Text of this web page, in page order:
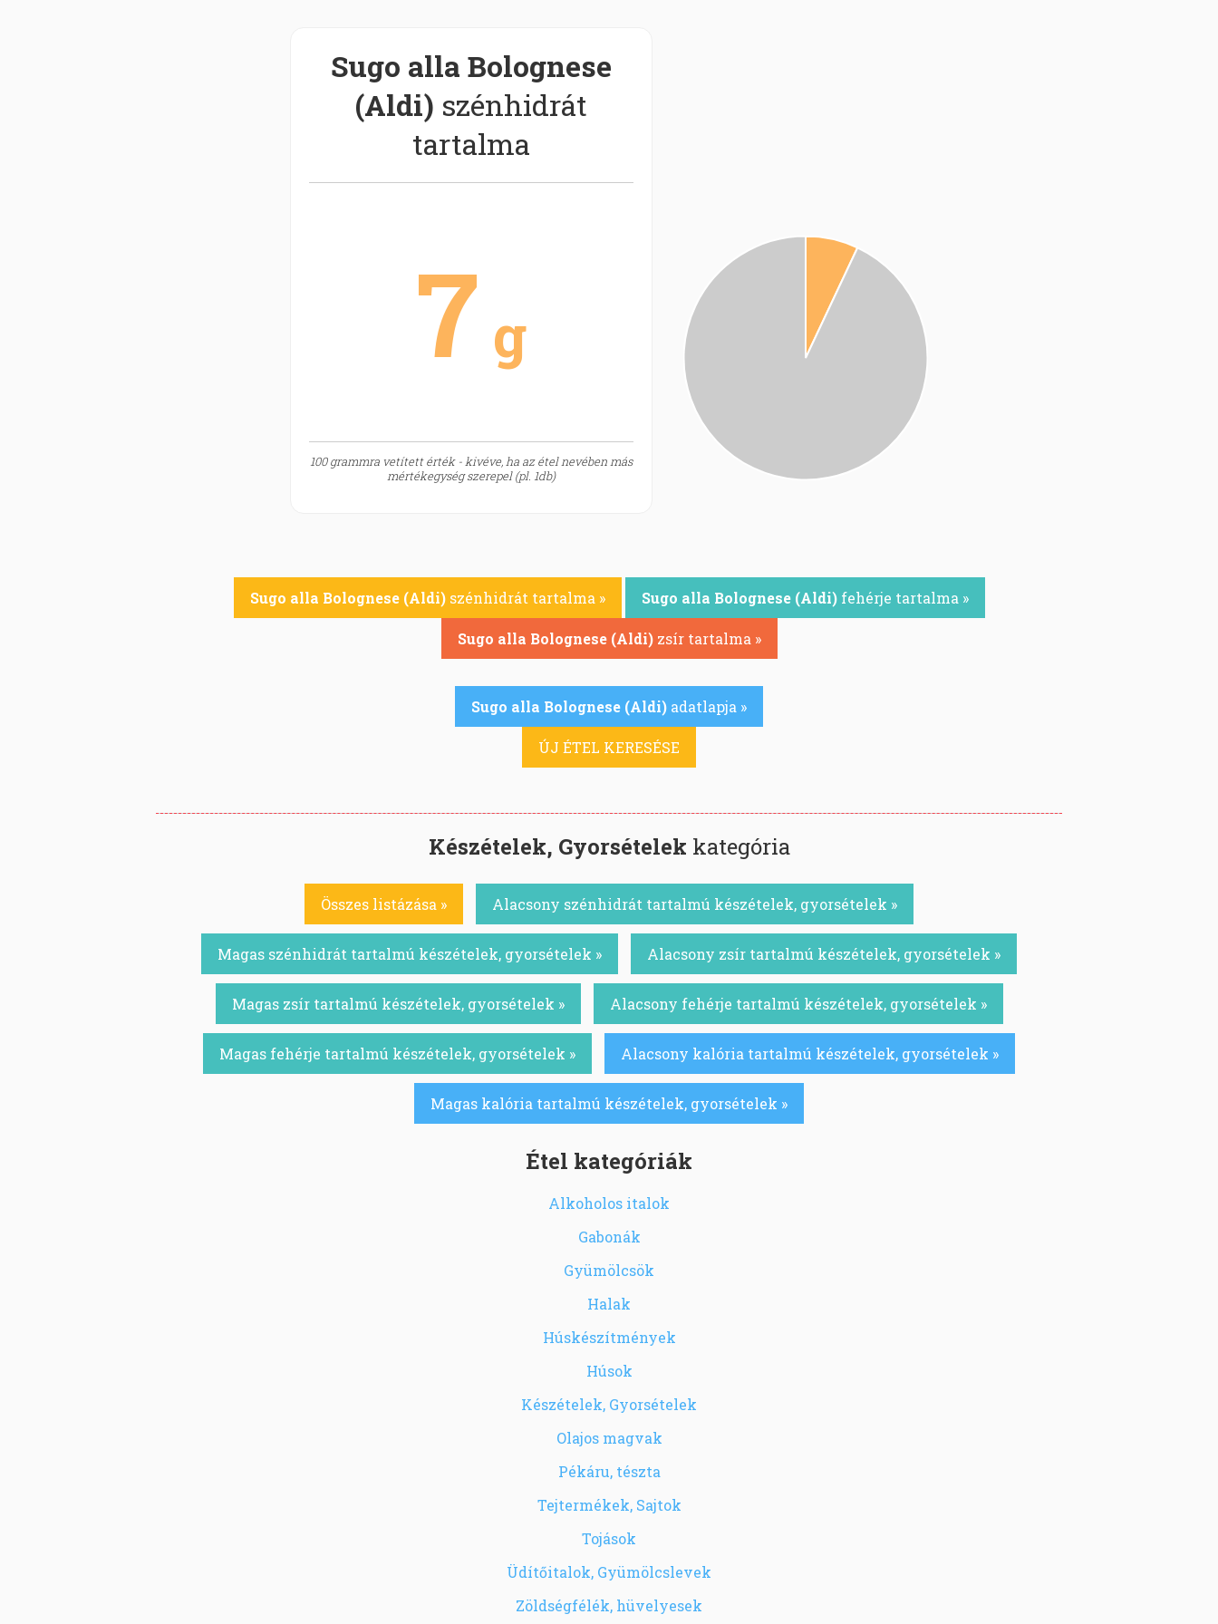
Sugo alla Bolognese
(Aldi) szénhidrát
tartalma
7 g
100 grammra vetített érték - kivéve, ha az étel nevében más
mértékegység szerepel (pl. 1db)
Sugo alla Bolognese (Aldi)szénhidrát tartalma » Sugo alla Bolognese (Aldi)fehérje tartalma »
Sugo alla Bolognese (Aldi)zsír tartalma »
Sugo alla Bolognese (Aldi) adatlapja »
ÚJ ÉTEL KERESÉSE
Készételek, Gyorsételek kategória
Összes listázása » Alacsony szénhidrát tartalmú készételek, gyorsételek »
Magas szénhidrát tartalmú készételek, gyorsételek » Alacsony zsír tartalmú készételek, gyorsételek »
Magas zsír tartalmú készételek, gyorsételek » Alacsony fehérje tartalmú készételek, gyorsételek »
Magas fehérje tartalmú készételek, gyorsételek » Alacsony kalória tartalmú készételek, gyorsételek »
Magas kalória tartalmú készételek, gyorsételek »
Étel kategóriák
Alkoholos italok
Gabonák
Gyümölcsök
Halak
Húskészítmények
Húsok
Készételek, Gyorsételek
Olajos magvak
Pékáru, tészta
Tejtermékek, Sajtok
Tojások
Üdítőitalok, Gyümölcslevek
Zöldségfélék, hüvelyesek